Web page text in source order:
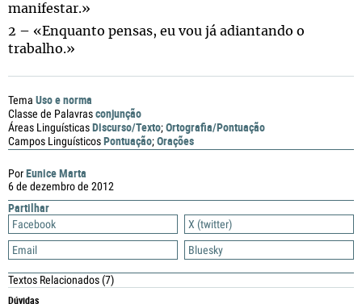
PorEunice Marta
6 de dezembro de 2012
Partilhar
Facebook
X (twitter)
Email
Bluesky
Textos Relacionados(7)
Dúvidas
manifestar.»
2 – «Enquanto pensas, eu vou já adiantando o
trabalho.»
Tema Uso e norma
Classe de Palavrasconjunção
Áreas LinguísticasDiscurso/Texto;Ortografia/Pontuação
Campos LinguísticosPontuação;Orações